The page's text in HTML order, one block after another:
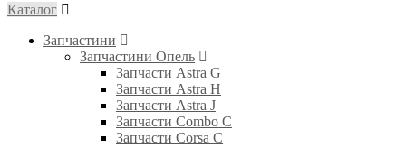
Каталог
Запчастини
Запчастини Опель
Запчасти Astra G
Запчасти Astra H
Запчасти Astra J
Запчасти Combo C
Запчасти Corsa C